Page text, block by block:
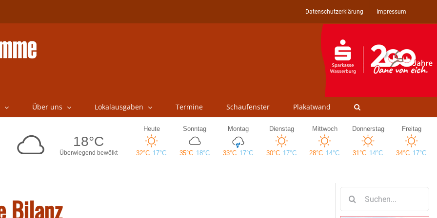
Datenschutzerklärung Impressum
Über uns Lokalausgaben Termine Schaufenster Plakatwand
Bilanz
nach: